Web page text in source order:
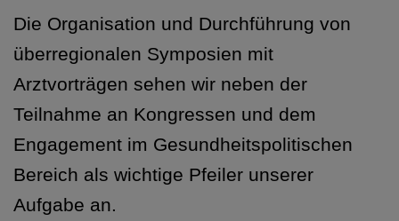
Die Organisation und Durchführung von
überregionalen Symposien mit
Arztvorträgen sehen wir neben der
Teilnahme an Kongressen und dem
Engagement im Gesundheitspolitischen
Bereich als wichtige Pfeiler unserer
Aufgabe an.